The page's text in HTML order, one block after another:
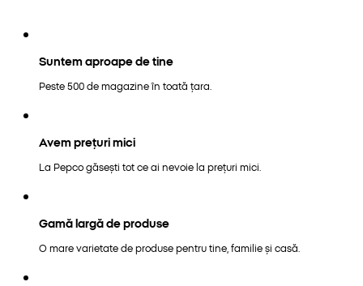
Suntem aproape de tine
Peste 500 de magazine în toată țara.
Avem prețuri mici
La Pepco găsești tot ce ai nevoie la prețuri mici.
Gamă largă de produse
O mare varietate de produse pentru tine, familie și casă.